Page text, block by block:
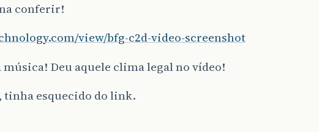
conferir!
view/bfg-c2d-video-screenshot
música! Deu aquele clima legal no vídeo!
tinha esquecido do link.